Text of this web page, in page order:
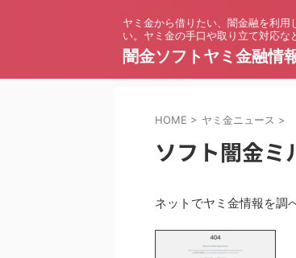
ヤミ金から借りたい、闇金融を利用
い。ヤミ金の手口や取り立て対応な
闇金ソフトヤミ金融情
HOME > ヤミ金ニュース >
ソフト闇金ミ
ネットでヤミ金情報を調